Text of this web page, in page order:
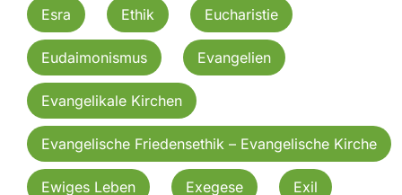
Esra Ethik Eucharistie
Eudaimonismus Evangelien
Evangelikale Kirchen
Evangelische Friedensethik – Evangelische Kirche
Ewiges Leben Exegese Exil